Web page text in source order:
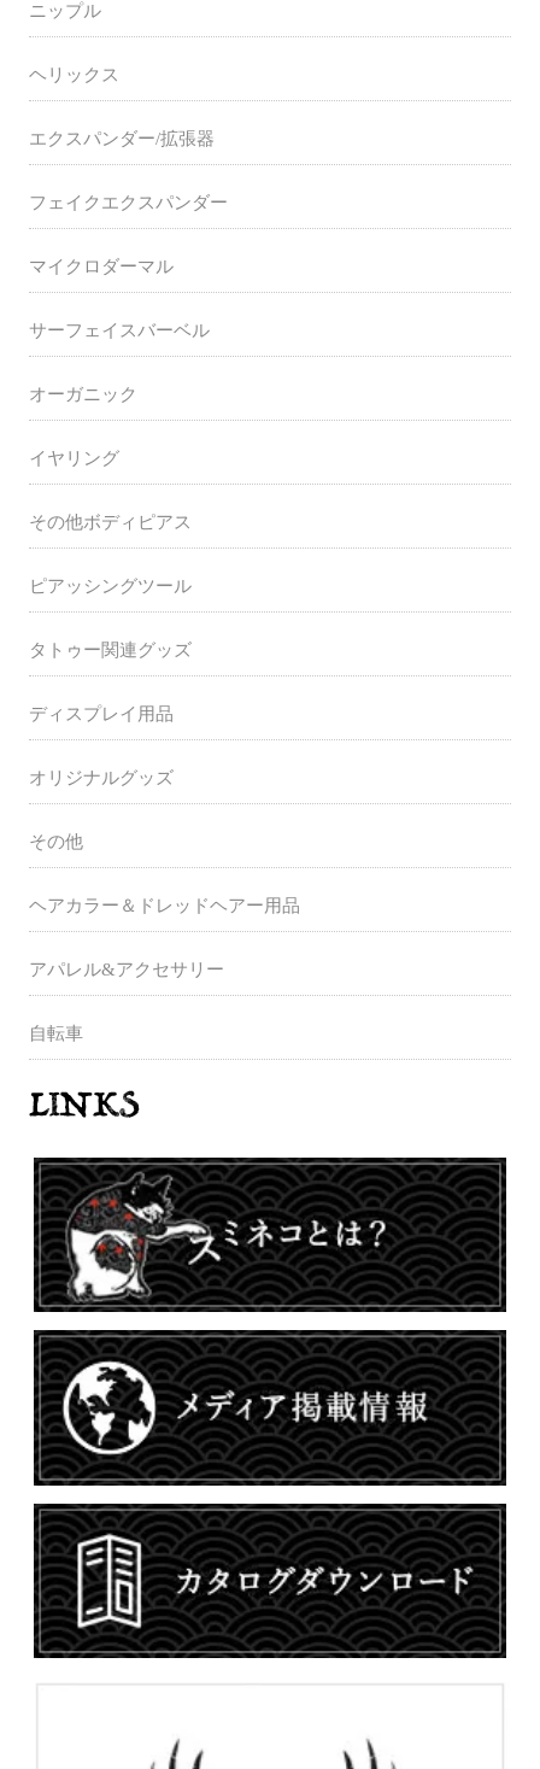
ニップル
ヘリックス
エクスパンダー/拡張器
フェイクエクスパンダー
マイクロダーマル
サーフェイスバーベル
オーガニック
イヤリング
その他ボディピアス
ピアッシングツール
タトゥー関連グッズ
ディスプレイ用品
オリジナルグッズ
その他
ヘアカラー＆ドレッドヘアー用品
アパレル&アクセサリー
自転車